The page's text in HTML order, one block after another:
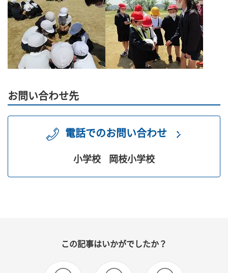
お問い合わせ先
電話でのお問い合わせ
小学校 岡枝小学校
この記事はいかがでしたか？